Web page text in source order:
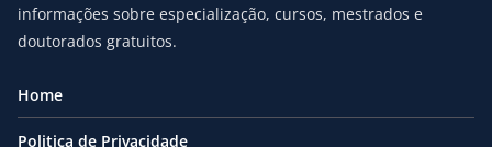
informações sobre especialização, cursos, mestrados e
doutorados gratuitos.
Home
Politica de Privacidade